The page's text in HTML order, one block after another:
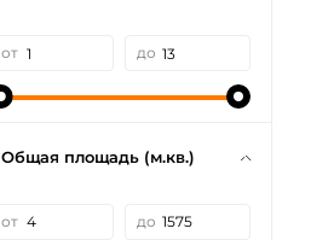
от до
Общая площадь (м.кв.)
от до